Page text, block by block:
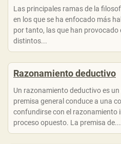
Las principales ramas de la
en los que se ha enfocado más
por tanto, las que han provocado
distintos...
Razonamiento deductivo
Un razonamiento deductivo es
premisa general conduce a una
confundirse con el razonamiento
proceso opuesto. La premisa de...